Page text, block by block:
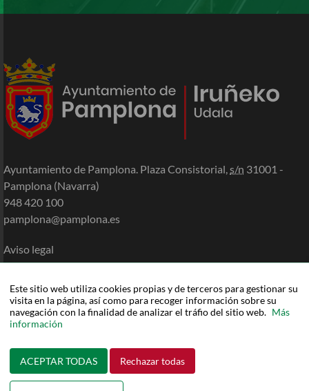
Este sitio web utiliza cookies propias y de terceros para gestionar su
visita en la página, así como para recoger información sobre su
navegación con la finalidad de analizar el tráfio del sitio web. Más
información
ACEPTAR TODAS Rechazar todas
Ayuntamiento de Pamplona. Plaza Consistorial,s/n 31001 -
Pamplona (Navarra)
948 420 100
pamplona@pamplona.es
Aviso legal
Accesibilidad
Política de cookies
Política de privacidad
Mapa de la Sede